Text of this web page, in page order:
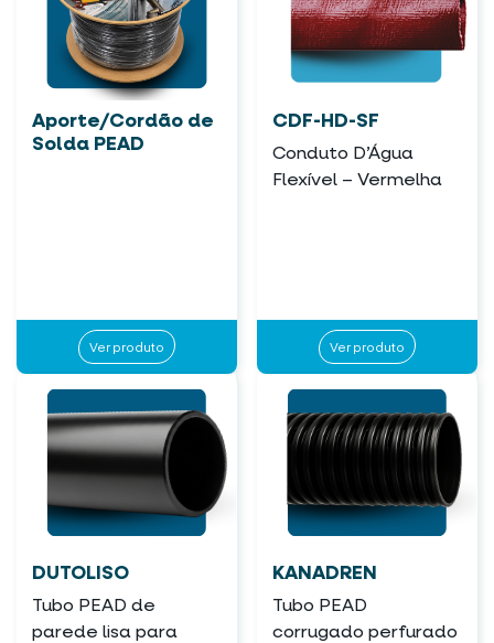
Aporte/Cordão de
Solda PEAD
Ver produto
CDF-HD-SF
Conduto D’Água
Flexível – Vermelha
Ver produto
DUTOLISO
Tubo PEAD de
parede lisa para
KANADREN
Tubo PEAD
corrugado perfurado